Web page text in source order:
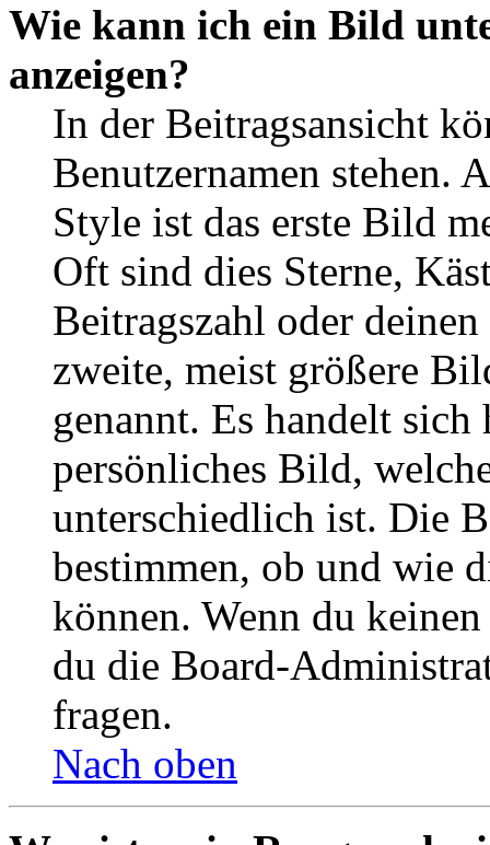
Wie kann ich ein Bild
anzeigen?
In der Beitragsansicht
Benutzernamen stehen.
Style ist das erste Bild
Oft sind dies Sterne,
Beitragszahl oder
zweite, meist größere
genannt. Es handelt
persönliches Bild,
unterschiedlich ist. Die
bestimmen, ob und wie
können. Wenn du
du die Board-
fragen.
Nach oben